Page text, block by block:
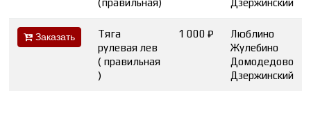
(правильная)
Дзержинский
Заказать
Тяга
рулевая лев
( правильная
)
1 000 ₽
Люблино
Жулебино
Домодедово
Дзержинский